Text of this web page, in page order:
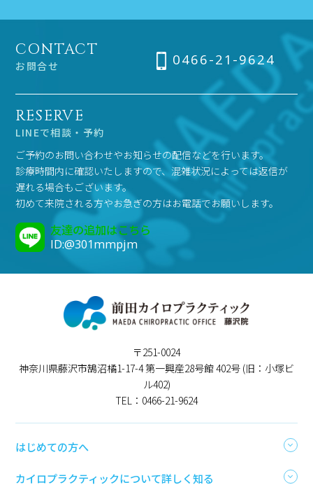
CONTACT
お問合せ 0466-21-9624
RESERVE
LINEで相談・予約
ご予約のお問い合わせやお知らせの配信などを行います。
診療時間内に確認いたしますので、混雑状況によっては返信が
遅れる場合もございます。
初めて来院される方やお急ぎの方はお電話でお願いします。
友達の追加はこちら
ID:@301mmpjm
〒251-0024
神奈川県藤沢市鵠沼橘1-17-4 第一興産28号館 402号 (旧：小塚ビ
ル402)
TEL：0466-21-9624
はじめての方へ
カイロプラクティックについて詳しく知る